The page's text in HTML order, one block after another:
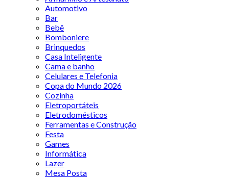
Automotivo
Bar
Bebê
Bomboniere
Brinquedos
Casa Inteligente
Cama e banho
Celulares e Telefonia
Copa do Mundo 2026
Cozinha
Eletroportáteis
Eletrodomésticos
Ferramentas e Construção
Festa
Games
Informática
Lazer
Mesa Posta